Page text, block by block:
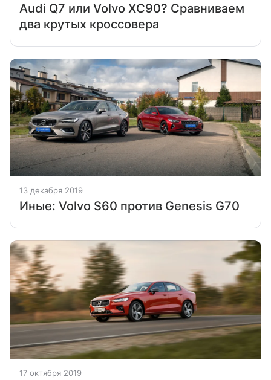
Audi Q7 или Volvo XC90? Сравниваем
два крутых кроссовера
13 декабря 2019
Иные: Volvo S60 против Genesis G70
17 октября 2019